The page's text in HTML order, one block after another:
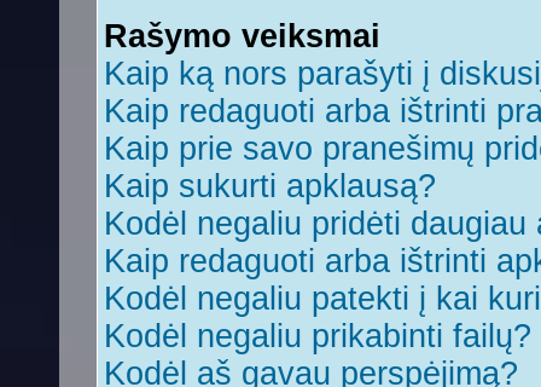
Rašymo veiksmai
Kaip ką nors parašyti į
Kaip redaguoti arba ištrinti
Kaip prie savo pranešimų
Kaip sukurti apklausą?
Kodėl negaliu pridėti
Kaip redaguoti arba ištrinti
Kodėl negaliu patekti į kai
Kodėl negaliu prikabinti failų?
Kodėl aš gavau perspėjimą?